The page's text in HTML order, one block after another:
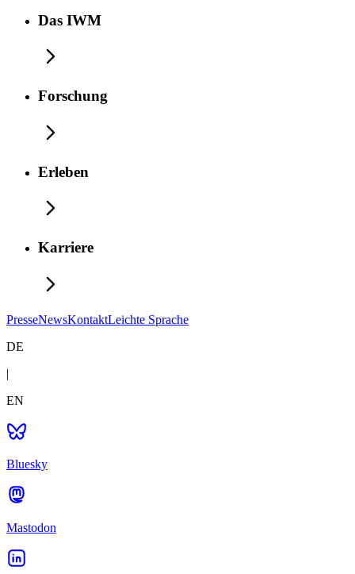
Das IWM
Forschung
Erleben
Karriere
PresseNewsKontaktLeichte Sprache
DE
|
EN
Bluesky
Mastodon